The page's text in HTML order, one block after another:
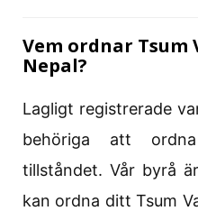
Vem ordnar Tsum
Nepal?
Lagligt registrerade
behöriga att
tillståndet. Vår byrå
kan ordna ditt Tsum